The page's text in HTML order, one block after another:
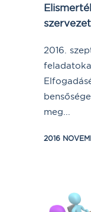
2016.
meg...
2016